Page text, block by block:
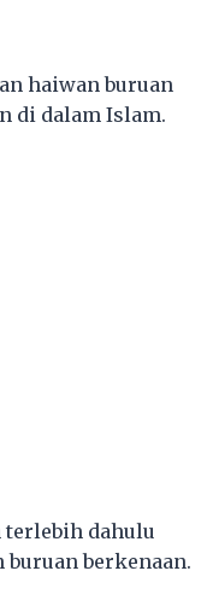
haiwan buruan
di dalam Islam.
terlebih dahulu
berkenaan.